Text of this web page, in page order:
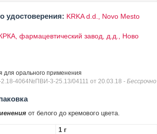
удостоверения: KRKA d.d., Novo Mesto
фармацевтический завод, д.д., Ново
для орального применения
2.18-4064№ПВИ-3-25.13/04111 от 20.03.18 - Бессрочно
от белого до кремового цвета.
1 г